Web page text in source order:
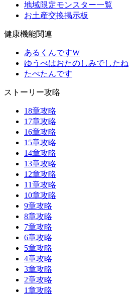
地域限定モンスター一覧
お土産交換掲示板
健康機能関連
あるくんですW
ゆうべはおたのしみでしたね
たべたんです
ストーリー攻略
18章攻略
17章攻略
16章攻略
15章攻略
14章攻略
13章攻略
12章攻略
11章攻略
10章攻略
9章攻略
8章攻略
7章攻略
6章攻略
5章攻略
4章攻略
3章攻略
2章攻略
1章攻略